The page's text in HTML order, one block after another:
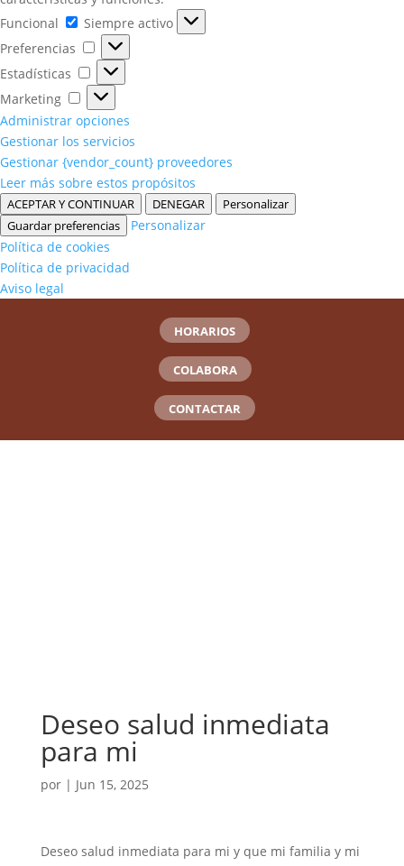
Funcional
Funcional
Siempre activo
Preferencias
Preferencias
Estadísticas
Estadísticas
Marketing
Marketing
Administrar opciones
Gestionar los servicios
Gestionar {vendor_count} proveedores
Leer más sobre estos propósitos
ACEPTAR Y CONTINUAR DENEGAR
Personalizar
Guardar preferencias
Personalizar
Política de cookies
Política de privacidad
Aviso legal
HORARIOS
COLABORA
CONTACTAR
Deseo salud inmediata
para mi
por | Jun 15, 2025
Deseo salud inmediata para mi y que mi familia y mi